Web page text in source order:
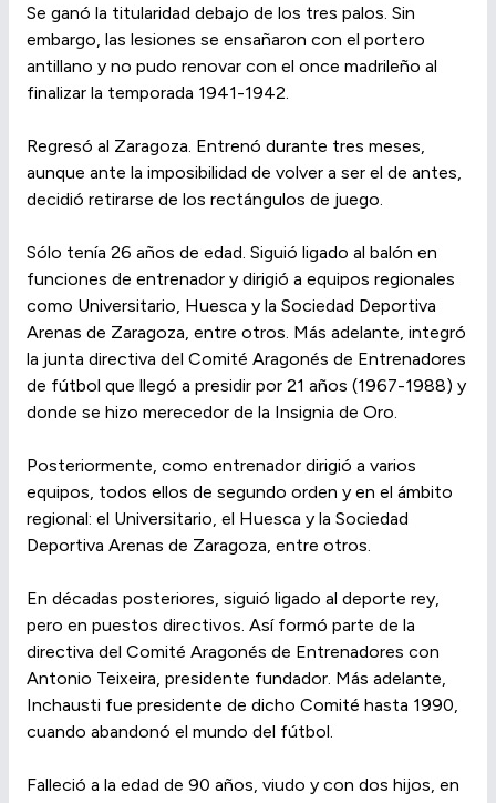
Se ganó la titularidad debajo de los tres palos. Sin
embargo, las lesiones se ensañaron con el portero
antillano y no pudo renovar con el once madrileño al
finalizar la temporada 1941-1942.
Regresó al Zaragoza. Entrenó durante tres meses,
aunque ante la imposibilidad de volver a ser el de antes,
decidió retirarse de los rectángulos de juego.
Sólo tenía 26 años de edad. Siguió ligado al balón en
funciones de entrenador y dirigió a equipos regionales
como Universitario, Huesca y la Sociedad Deportiva
Arenas de Zaragoza, entre otros. Más adelante, integró
la junta directiva del Comité Aragonés de Entrenadores
de fútbol que llegó a presidir por 21 años (1967-1988) y
donde se hizo merecedor de la Insignia de Oro.
Posteriormente, como entrenador dirigió a varios
equipos, todos ellos de segundo orden y en el ámbito
regional: el Universitario, el Huesca y la Sociedad
Deportiva Arenas de Zaragoza, entre otros.
En décadas posteriores, siguió ligado al deporte rey,
pero en puestos directivos. Así formó parte de la
directiva del Comité Aragonés de Entrenadores con
Antonio Teixeira, presidente fundador. Más adelante,
Inchausti fue presidente de dicho Comité hasta 1990,
cuando abandonó el mundo del fútbol.
Falleció a la edad de 90 años, viudo y con dos hijos, en